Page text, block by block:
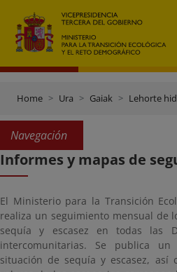
Home Ura Gaiak Lehorte
Navegación
Informes y mapas de
El Ministerio para la Transición
realiza un seguimiento mensual de
sequía y escasez en todas las
intercomunitarias. Se publica
situación de sequía y escasez, así